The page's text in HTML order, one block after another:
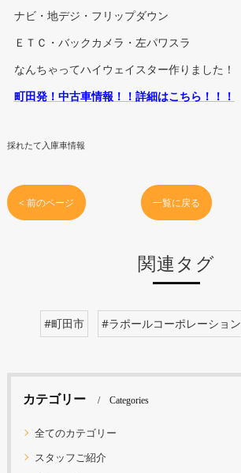
ナビ・地デジ・フリップダウン
ＥＴＣ・バックカメラ・左パワスラ
なんちゃってハイウェイスター作りました！
町田発！中古車情報！！詳細はこちら！！！
採れたて入庫車情報
< 前のページ 一覧に戻る
関連タグ
#町田市 #ラポールコーポレーション
カテゴリー Categories
全てのカテゴリー
スタッフご紹介